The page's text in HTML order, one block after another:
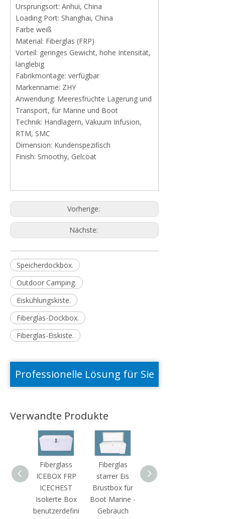
Ursprungsort: Anhui, China
Loading Port: Shanghai, China
Farbe weiß
Material: Fiberglas (FRP)
Vorteil: geringes Gewicht, hohe Intensität,
langlebig
Fabrikmontage: verfügbar
Markenname: ZHY
Anwendung: Meeresfrüchte Lagerung und
Transport, für Marine und Boot
Technik: Handlagern, Vakuum Infusion,
RTM, SMC
Dimension: Kundenspezifisch
Finish: Smoothy, Gelcoat
Vorherige:
Nächste:
Speicherdockbox.
Outdoor Camping.
Eiskühlungskiste.
Fiberglas-Dockbox.
Fiberglas-Eiskiste.
Professionelle Lösung für Sie
Verwandte Produkte
Fiberglass
ICEBOX FRP
ICECHEST
Isolierte Box
benutzerdefini
Fiberglas
starrer Eis
Brustbox für
Boot Marine -
Gebrauch
Heavy Duty